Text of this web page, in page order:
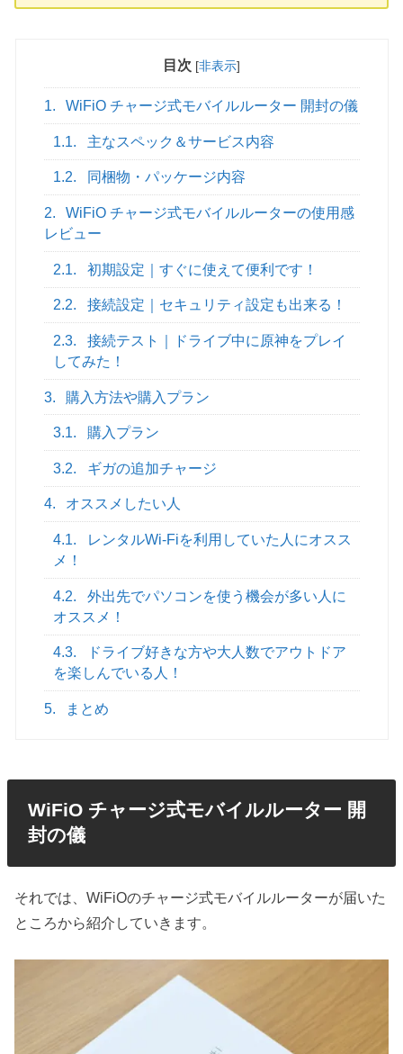
目次 [非表示]
1. WiFiO チャージ式モバイルルーター 開封の儀
1.1. 主なスペック＆サービス内容
1.2. 同梱物・パッケージ内容
2.
WiFiO チャージ式モバイルルーターの使用感
レビュー
2.1. 初期設定｜すぐに使えて便利です！
2.2. 接続設定｜セキュリティ設定も出来る！
2.3.
接続テスト｜ドライブ中に原神をプレイ
してみた！
3. 購入方法や購入プラン
3.1. 購入プラン
3.2. ギガの追加チャージ
4. オススメしたい人
4.1.
レンタルWi-Fiを利用していた人にオスス
メ！
4.2.
外出先でパソコンを使う機会が多い人に
オススメ！
4.3.
ドライブ好きな方や大人数でアウトドア
を楽しんでいる人！
5. まとめ
WiFiO チャージ式モバイルルーター 開
封の儀
それでは、WiFiOのチャージ式モバイルルーターが届いた
ところから紹介していきます。